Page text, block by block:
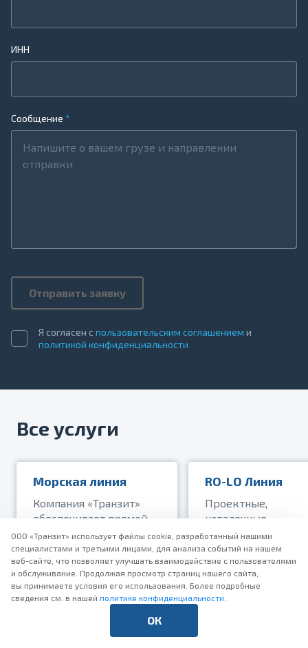
ИНН
Сообщение
Отправить заявку
Я согласен с пользовательским соглашением и
политикой конфиденциальности
Все услуги
Морская линия
Компания «Транзит»
обеспечивает прямой
сервис доставки груза
по морю. Выходы
по стабильному
расписанию за счет
более 20 судов
на собственной линии.
RO-LO Линия
Проектные,
навалочные,
тяжеловесные,
негабаритные
спец. техника,
грузовые и
автомобили
ООО «Транзит» использует файлы cookie, разработанный нашими
специалистами и третьими лицами, для анализа событий на нашем
веб-сайте, что позволяет улучшать взаимодействие с пользователями
и обслуживание. Продолжая просмотр страниц нашего сайта,
вы принимаете условия его использования. Более подробные
сведения см. в нашей политике конфиденциальности
ОК